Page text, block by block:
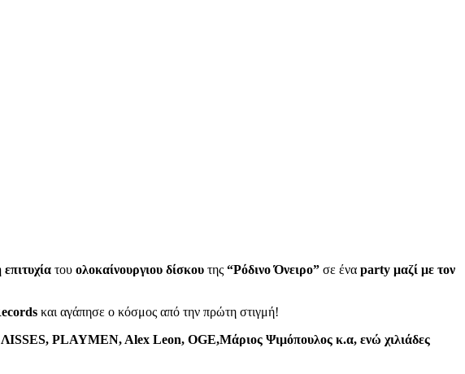
επιτυχία του ολοκαίνουργιου δίσκου της “Ρόδινο Όνειρο” σε ένα party μαζί με τον
και αγάπησε ο κόσμος από την πρώτη στιγμή!
PLAYMEN, Alex Leon, OGE,Μάριος Ψιμόπουλος κ.α, ενώ χιλιάδες